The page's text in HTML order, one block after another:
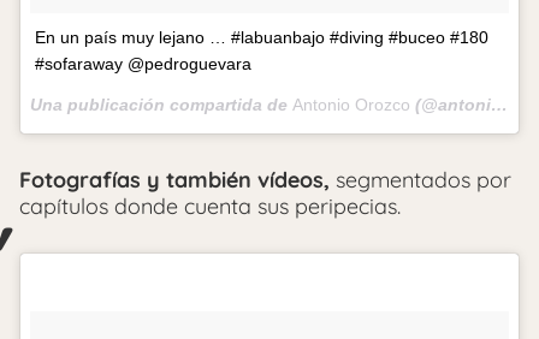
En un país muy lejano … #labuanbajo #diving #buceo #180
#sofaraway @pedroguevara
Una publicación compartida de Antonio Orozco (@antoniorozco10) el
Fotografías y también vídeos, segmentados por
capítulos donde cuenta sus peripecias.